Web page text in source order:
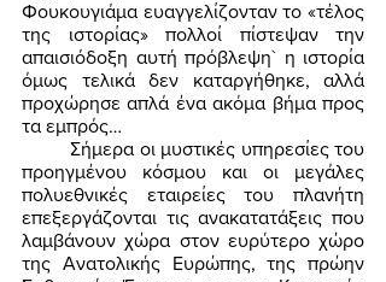
Φουκουγιάμα ευαγγελίζονταν το «τέλος
της ιστορίας» πολλοί πίστεψαν την
απαισιόδοξη αυτή πρόβλεψη` η ιστορία
όμως τελικά δεν καταργήθηκε, αλλά
προχώρησε απλά ένα ακόμα βήμα προς
τα εμπρός…
	Σήμερα οι μυστικές υπηρεσίες του
προηγμένου κόσμου και οι μεγάλες
πολυεθνικές εταιρείες του πλανήτη
επεξεργάζονται τις ανακατατάξεις που
λαμβάνουν χώρα στον ευρύτερο χώρο
της Ανατολικής Ευρώπης, της πρώην